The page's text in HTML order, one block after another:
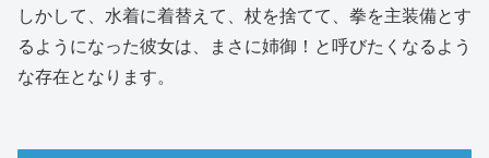
しかして、水着に着替えて、杖を捨てて、拳を主装備とす
るようになった彼女は、まさに姉御！と呼びたくなるよう
な存在となります。